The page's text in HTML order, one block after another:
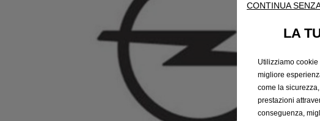
CONTINUA
LA
Utilizziamo cookie
migliore
come la
prestazioni
conseguenza,